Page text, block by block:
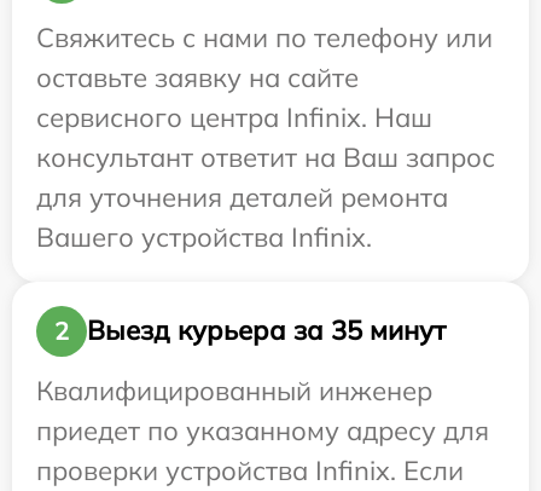
Свяжитесь с нами по телефону или
оставьте заявку на сайте
сервисного центра Infinix. Наш
консультант ответит на Ваш запрос
для уточнения деталей ремонта
Вашего устройства Infinix.
2
Выезд курьера за 35 минут
Квалифицированный инженер
приедет по указанному адресу для
проверки устройства Infinix. Если